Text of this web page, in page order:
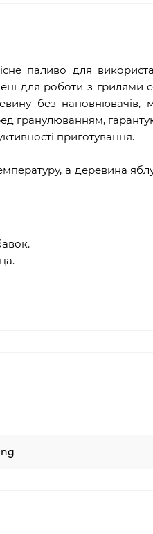
паливо для
для роботи з грилями
без
гранулюванням,
приготування.
а деревина